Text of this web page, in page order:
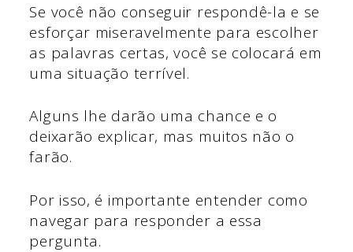
Se você não conseguir respondê-la e se
esforçar miseravelmente para escolher
as palavras certas, você se colocará em
uma situação terrível.
Alguns lhe darão uma chance e o
deixarão explicar, mas muitos não o
farão.
Por isso, é importante entender como
navegar para responder a essa
pergunta.